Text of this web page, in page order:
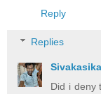
Reply
Replies
Did i deny